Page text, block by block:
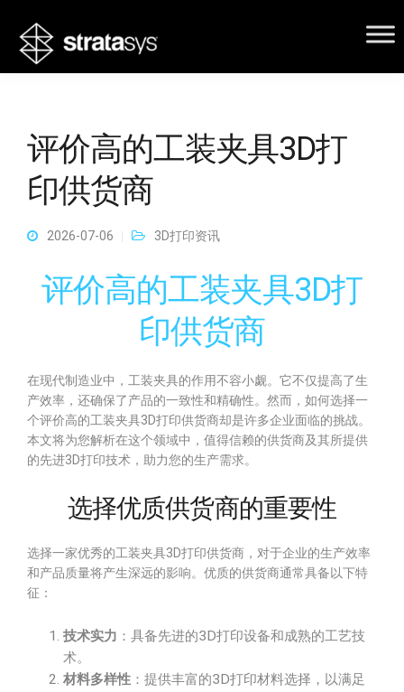
评价高的工装夹具3D打
印供货商
2026-07-06 3D打印资讯
评价高的工装夹具3D打
印供货商
在现代制造业中，工装夹具的作用不容小觑。它不仅提高了生
产效率，还确保了产品的一致性和精确性。然而，如何选择一
个评价高的工装夹具3D打印供货商却是许多企业面临的挑战。
本文将为您解析在这个领域中，值得信赖的供货商及其所提供
的先进3D打印技术，助力您的生产需求。
选择优质供货商的重要性
选择一家优秀的工装夹具3D打印供货商，对于企业的生产效率
和产品质量将产生深远的影响。优质的供货商通常具备以下特
征：
技术实力 ：具备先进的3D打印设备和成熟的工艺技
术。
材料多样性 ：提供丰富的3D打印材料选择，以满足